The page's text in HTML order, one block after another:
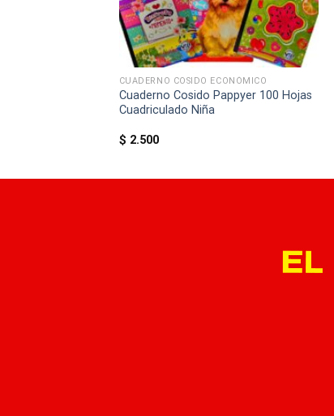
CUADERNO COSIDO ECONÓMICO
Cuaderno Cosido Pappyer 100 Hojas
Cuadriculado Niña
$ 2.500